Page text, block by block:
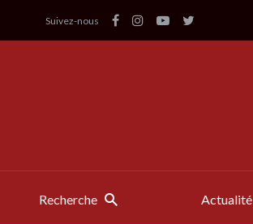
Suivez-nous
Recherche Actualité